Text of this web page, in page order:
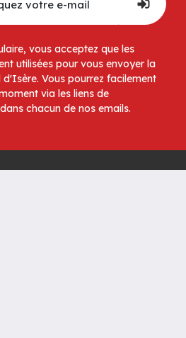
vous acceptez que les
utilisées pour vous envoyer la
Vous pourrez facilement
via les liens de
chacun de nos emails.